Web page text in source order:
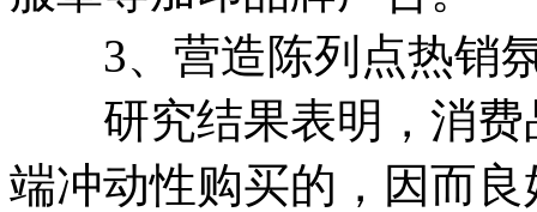
3、营造陈列点热销
研究结果表明，消费
端冲动性购买的，因而